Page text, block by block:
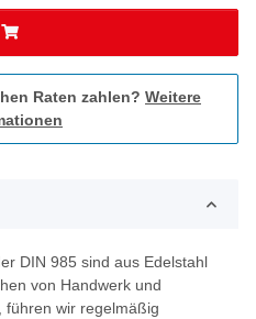
Raten zahlen? Weitere
DIN 985 sind aus Edelstahl
von Handwerk und
führen wir regelmäßig